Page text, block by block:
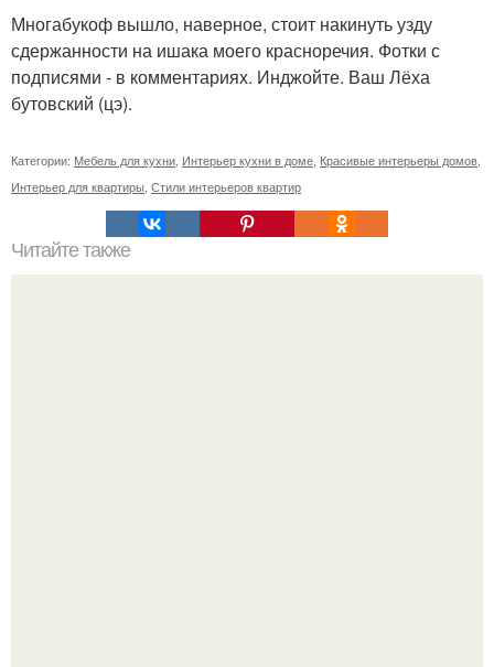
Многабукоф вышло, наверное, стоит накинуть узду
сдержанности на ишака моего красноречия. Фотки с
подписями - в комментариях. Инджойте. Ваш Лёха
бутовский (цэ).
Категории: Мебель для кухни Интерьер кухни в доме Красивые интерьеры домов
Интерьер для квартиры Стили интерьеров квартир
Читайте также